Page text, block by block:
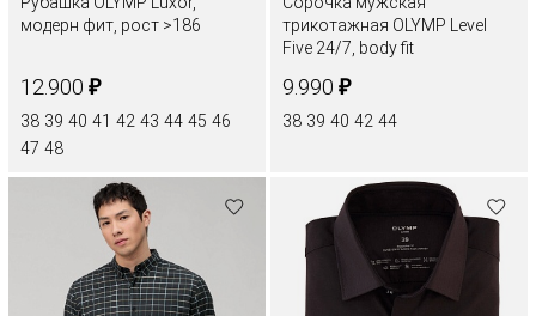
модерн фит, рост >186
12.900 ₽
38 39 40 41 42 43 44 45 46
47 48
трикотажная OLYMP Level
Five 24/7, body fit
9.990 ₽
38 39 40 42 44